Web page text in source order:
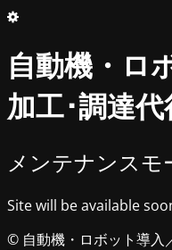
自動機・ロ
加工･調達
メンテナンスモ
Site will be available
© 自動機・ロボット導入